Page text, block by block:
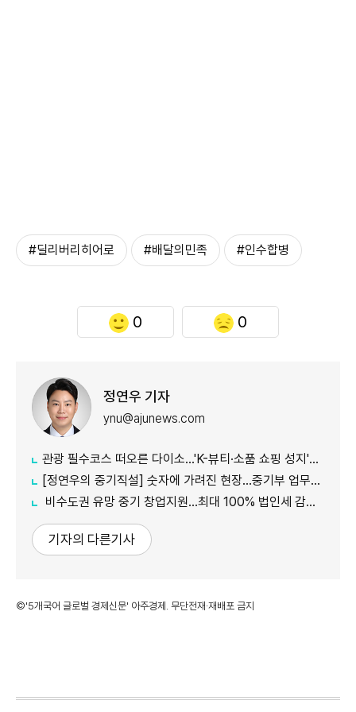
#딜리버리히어로 #배달의민족 #인수합병
0 0
정연우 기자
ynu@ajunews.com
관광 필수코스 떠오른 다이소...'K-뷰티·소품 쇼핑 성지'로 등극
[정연우의 중기직설] 숫자에 가려진 현장...중기부 업무보고의 그늘
비수도권 유망 중기 창업지원...최대 100% 법인세 감면 나서
기자의 다른기사
©'5개국어 글로벌 경제신문' 아주경제. 무단전재·재배포 금지